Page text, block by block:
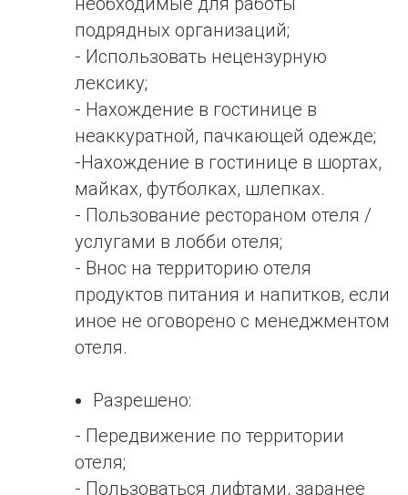
подрядных организаций;
- Использовать нецензурную
лексику;
- Нахождение в гостинице в
неаккуратной, пачкающей одежде;
-Нахождение в гостинице в шортах,
майках, футболках, шлепках.
- Пользование рестораном отеля /
услугами в лобби отеля;
- Внос на территорию отеля
продуктов питания и напитков, если
иное не оговорено с менеджментом
отеля.
Разрешено:
- Передвижение по территории
отеля;
- Пользоваться лифтами, заранее